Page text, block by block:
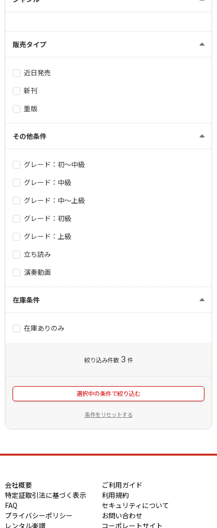
販売タイプ
近日発売
新刊
重版
その他条件
グレード：初～中級
グレード：中級
グレード：中～上級
グレード：初級
グレード：上級
立ち読み
演奏動画
在庫条件
在庫ありのみ
絞り込み件数 3 件
選択中の条件で絞り込む
条件をリセットする
会社概要
ご利用ガイド
特定証取引法に基づく表示
利用規約
FAQ
セキュリティについて
プライバシーポリシー
お問い合わせ
レンタル楽譜
コーポレートサイト